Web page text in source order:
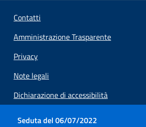
Seduta del 06/07/2022
Contatti
Amministrazione Trasparente
Privacy
Note legali
Dichiarazione di accessibilità
Preferenze cookie